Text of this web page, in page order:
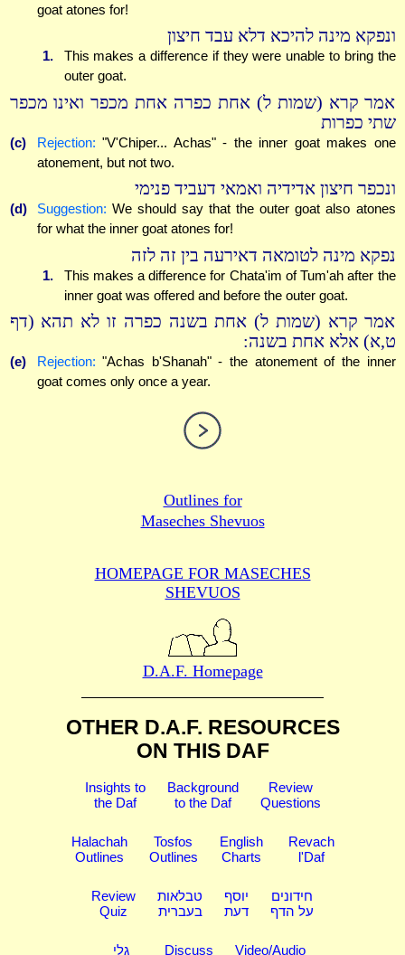
goat atones for!
ונפקא מינה להיכא דלא עבד חיצון
1.
This makes a difference if they were unable to bring the
outer goat.
אמר קרא (שמות ל) אחת כפרה אחת מכפר ואינו מכפר
שתי כפרות
(c) Rejection: "V'Chiper... Achas" - the inner goat makes one
atonement, but not two.
ונכפר חיצון אדידיה ואמאי דעביד פנימי
(d) Suggestion: We should say that the outer goat also atones
for what the inner goat atones for!
נפקא מינה לטומאה דאירעה בין זה לזה
1.
This makes a difference for Chata'im of Tum'ah after the
inner goat was offered and before the outer goat.
אמר קרא (שמות ל) אחת בשנה כפרה זו לא תהא (דף
ט,א) אלא אחת בשנה:
(e) Rejection: "Achas b'Shanah" - the atonement of the inner
goat comes only once a year.
Outlines for
Maseches Shevuos
HOMEPAGE FOR MASECHES
SHEVUOS
D.A.F. Homepage
OTHER D.A.F. RESOURCES
ON THIS DAF
Insights to
the Daf
Background
to the Daf
Review
Questions
Halachah
Outlines
Tosfos
Outlines
English
Charts
Revach
l'Daf
Review
Quiz
טבלאות
בעברית
יוסף
דעת
חידונים
על הדף
גלי Discuss Video/Audio